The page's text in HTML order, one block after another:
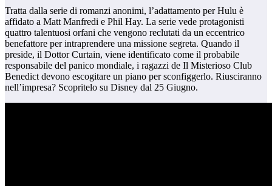
Tratta dalla serie di romanzi anonimi, l’adattamento per Hulu è
affidato a Matt Manfredi e Phil Hay. La serie vede protagonisti
quattro talentuosi orfani che vengono reclutati da un eccentrico
benefattore per intraprendere una missione segreta. Quando il
preside, il Dottor Curtain, viene identificato come il probabile
responsabile del panico mondiale, i ragazzi de Il Misterioso Club
Benedict devono escogitare un piano per sconfiggerlo. Riusciranno
nell’impresa? Scopritelo su Disney dal 25 Giugno.